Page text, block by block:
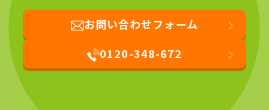
お問い合わせフォーム
0120-348-672